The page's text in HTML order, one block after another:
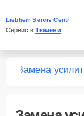
Liebherr Servis Centr
Сервис в Тюмени
Замена